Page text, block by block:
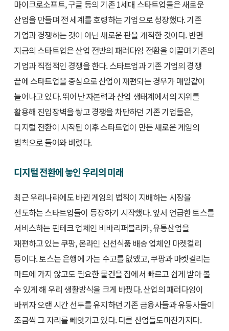
마이크로소프트, 구글 등의 기존 1세대 스타트업들은 새로운
산업을 만들며 전 세계를 호령하는 기업으로 성장했다. 기존
기업과 경쟁하는 것이 아닌 새로운 판을 개척한 것이다. 반면
지금의 스타트업은 산업 전반의 패러다임 전환을 이끌며 기존의
기업과 직접적인 경쟁을 한다. 스타트업과 기존 기업의 경쟁
끝에 스타트업을 중심으로 산업이 재편되는 경우가 매일같이
늘어나고 있다. 뛰어난 자본력과 산업 생태계에서의 지위를
활용해 진입장벽을 쌓고 경쟁을 차단하던 기존 기업들은,
디지털 전환이 시작된 이후 스타트업이 만든 새로운 게임의
법칙으로 들어와 버렸다.
디지털 전환에 놓인 우리의 미래
최근 우리나라에도 바뀐 게임의 법칙이 지배하는 시장을
선도하는 스타트업들이 등장하기 시작했다. 앞서 언급한 토스를
서비스하는 핀테크 업체인 비바리퍼블리카, 유통산업을
재편하고 있는 쿠팡, 온라인 신선식품 배송 업체인 마켓컬리
등이다. 토스는 은행에 가는 수고를 없앴고, 쿠팡과 마켓컬리는
마트에 가지 않고도 필요한 물건을 집에서 빠르고 쉽게 받아 볼
수 있게 해 우리 생활방식을 크게 바꿨다. 산업의 패러다임이
바뀌자 오랜 시간 선두를 유지하던 기존 금융사들과 유통사들이
조금씩 그 자리를 빼앗기고 있다. 다른 산업들도마찬가지다.